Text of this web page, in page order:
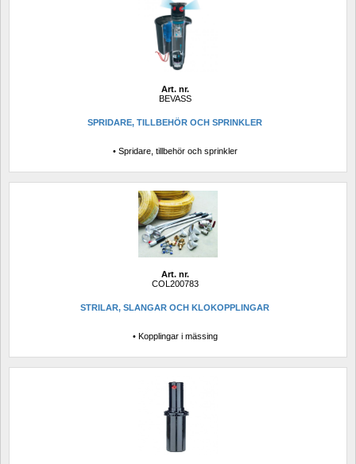
Art. nr.
BEVASS
SPRIDARE, TILLBEHÖR OCH SPRINKLER
• Spridare, tillbehör och sprinkler
Art. nr.
COL200783
STRILAR, SLANGAR OCH KLOKOPPLINGAR
• Kopplingar i mässing